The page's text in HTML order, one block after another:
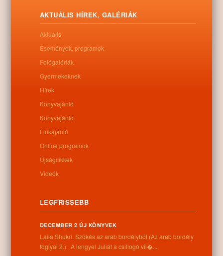
Letöltés
0
Nem található kapcsolódó anyag
Kategóriák:
Információk
AKTUÁLIS HÍREK, GALÉRIÁK
Aktuális
Események, programok
Fotógalériák
Gyermekeknek
Hírek
Könyvajánló
Könyvajánló
Linkajánló
Online programok
Újságcikkek
Videók
LEGFRISSEBB
DECEMBER 2 ÚJ KÖNYVEK
Laila Shukri. Szökés ​az arab bordélyból (Az arab bordély
foglyai 2.) A lengyel Juliát a csillogó vil�...